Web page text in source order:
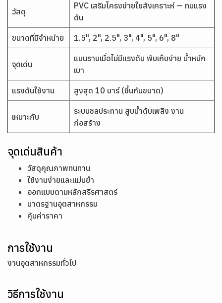
วัสดุ
PVC เสริมโครงข่ายใยสังเคราะห์ — ทนแรง
ดัน
ขนาดที่มีจำหน่าย 1.5", 2", 2.5", 3", 4", 5", 6", 8"
จุดเด่น
แบนราบเมื่อไม่มีแรงดัน พับเก็บง่าย น้ำหนัก
เบา
แรงดันใช้งาน สูงสุด 10 บาร์ (ขึ้นกับขนาด)
เหมาะกับ
ระบบชลประทาน สูบน้ำดับเพลิง งาน
ก่อสร้าง
จุดเด่นสินค้า
วัสดุคุณภาพทนทาน
ใช้งานง่ายและแม่นยำ
ออกแบบตามหลักสรีรศาสตร์
มาตรฐานอุตสาหกรรม
คุ้มค่าราคา
การใช้งาน
งานอุตสาหกรรมทั่วไป
วิธีการใช้งาน